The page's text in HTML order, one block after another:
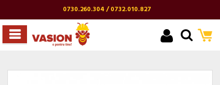
0730.260.304 / 0732.010.827